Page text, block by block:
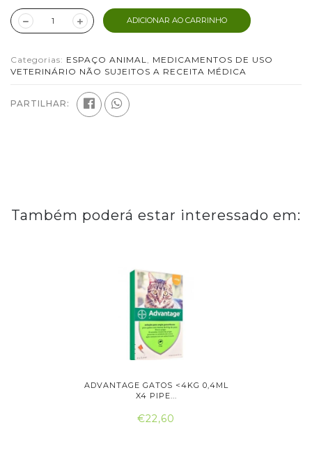
ADICIONAR AO CARRINHO
Categorias: ESPAÇO ANIMAL, MEDICAMENTOS DE USO
VETERINÁRIO NÃO SUJEITOS A RECEITA MÉDICA
PARTILHAR:
Também poderá estar interessado em:
ADVANTAGE GATOS <4KG 0,4ML
X4 PIPE...
€22,60